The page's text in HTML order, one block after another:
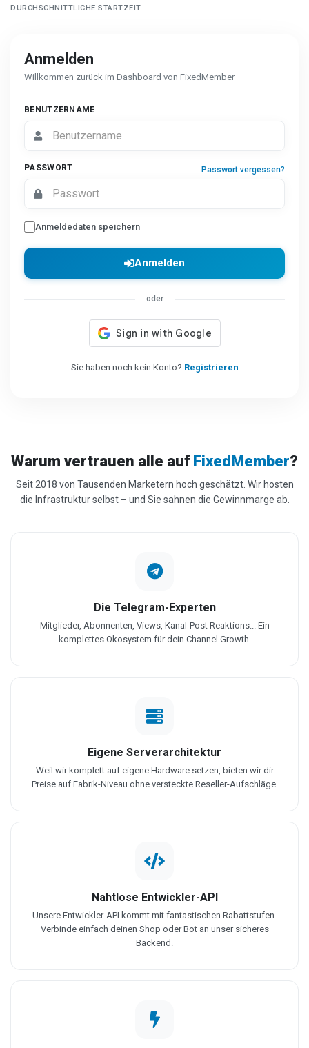
DURCHSCHNITTLICHE STARTZEIT
Anmelden
Willkommen zurück im Dashboard von FixedMember
BENUTZERNAME
PASSWORT Passwort vergessen?
Anmeldedaten speichern
Anmelden
oder
Sie haben noch kein Konto? Registrieren
Warum vertrauen alle auf FixedMember?
Seit 2018 von Tausenden Marketern hoch geschätzt. Wir hosten
die Infrastruktur selbst – und Sie sahnen die Gewinnmarge ab.
Die Telegram-Experten
Mitglieder, Abonnenten, Views, Kanal-Post Reaktions... Ein
komplettes Ökosystem für dein Channel Growth.
Eigene Serverarchitektur
Weil wir komplett auf eigene Hardware setzen, bieten wir dir
Preise auf Fabrik-Niveau ohne versteckte Reseller-Aufschläge.
Nahtlose Entwickler-API
Unsere Entwickler-API kommt mit fantastischen Rabattstufen.
Verbinde einfach deinen Shop oder Bot an unser sicheres
Backend.